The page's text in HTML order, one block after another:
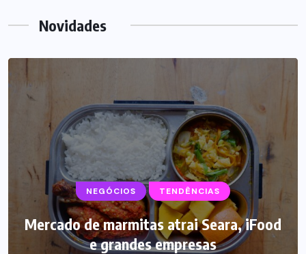
Novidades
SUPLEMENTOS
Caffeine Army lança campanha para o
Dia dos Pais